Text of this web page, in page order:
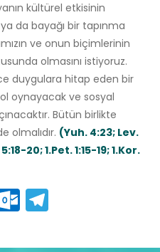
kültürel etkisinin
da bayağı bir tapınma
ve onun biçimlerinin
olmasını istiyoruz.
duygulara hitap eden bir
oynayacak ve sosyal
Bütün birlikte
olmalıdır. (Yuh. 4:23; Lev.
20; 1.Pet. 1:15-19; 1.Kor.
Outlook.com